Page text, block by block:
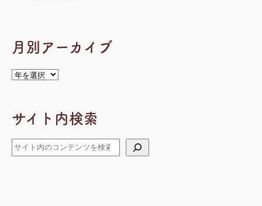
月別アーカイブ
ア
イ
ブ
サイト内検索
検
索